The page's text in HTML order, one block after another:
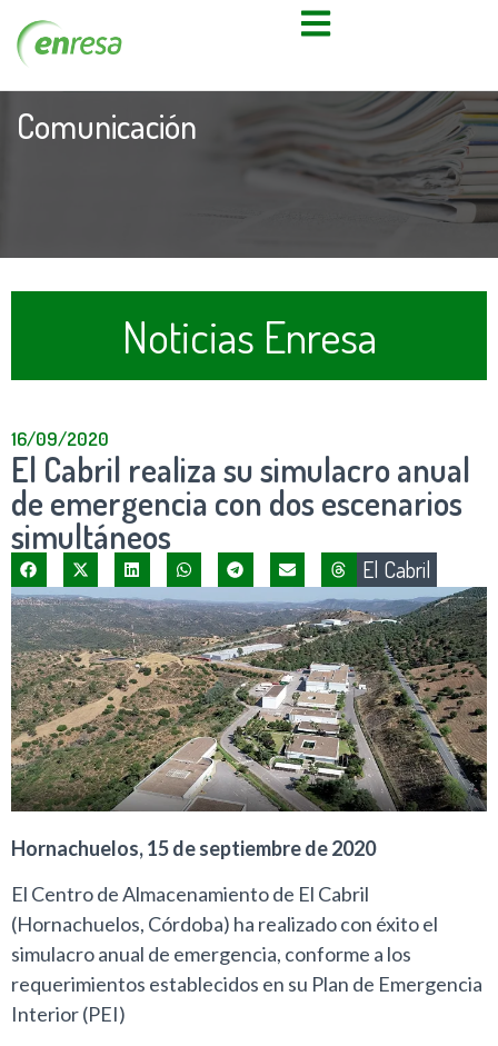
Comunicación
Noticias Enresa
16/09/2020
El Cabril realiza su simulacro anual
de emergencia con dos escenarios
simultáneos
El Cabril
Hornachuelos, 15 de septiembre de 2020
El Centro de Almacenamiento de El Cabril
(Hornachuelos, Córdoba) ha realizado con éxito el
simulacro anual de emergencia, conforme a los
requerimientos establecidos en su Plan de Emergencia
Interior (PEI)